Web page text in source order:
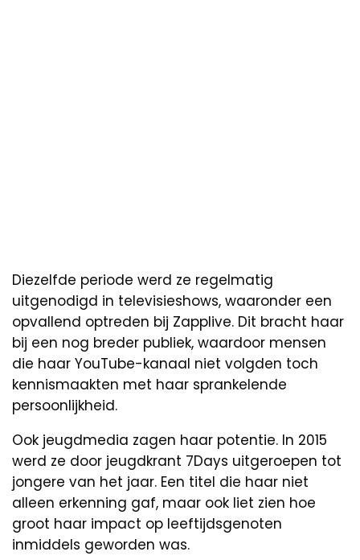
Diezelfde periode werd ze regelmatig
uitgenodigd in televisieshows, waaronder een
opvallend optreden bij Zapplive. Dit bracht haar
bij een nog breder publiek, waardoor mensen
die haar YouTube-kanaal niet volgden toch
kennismaakten met haar sprankelende
persoonlijkheid.
Ook jeugdmedia zagen haar potentie. In 2015
werd ze door jeugdkrant 7Days uitgeroepen tot
jongere van het jaar. Een titel die haar niet
alleen erkenning gaf, maar ook liet zien hoe
groot haar impact op leeftijdsgenoten
inmiddels geworden was.